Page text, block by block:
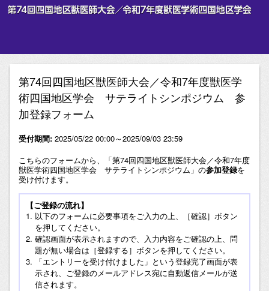
第74回四国地区獣医師大会／令和7年度獣医学
術四国地区学会 サテライトシンポジウム 参
加登録フォーム
受付期間: 2025/05/22 00:00～2025/09/03 23:59
こちらのフォームから、「第74回四国地区獣医師大会／令和7年度
獣医学術四国地区学会 サテライトシンポジウム」の参加登録を
受け付けます。
【ご登録の流れ】
以下のフォームに必要事項をご入力の上、［確認］ボタン
を押してください。
確認画面が表示されますので、入力内容をご確認の上、問
題が無い場合は［登録する］ボタンを押してください。
「エントリーを受け付けました」という登録完了画面が表
示され、ご登録のメールアドレス宛に自動返信メールが送
信されます。